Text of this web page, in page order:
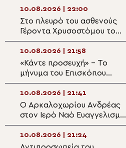
10.08.2026 | 22:00
Στο πλευρό του ασθενούς
Γέροντα Χρυσοστόμου το
Πατριαρχείο Ιεροσολύμων
10.08.2026 | 21:58
«Κάντε προσευχή» – Το
μήνυμα του Επισκόπου
Άσσου Τιμοθέου μετά τον
φονικό σεισμό στην
Κολομβία
10.08.2026 | 21:41
Ο Αρκαλοχωρίου Ανδρέας
στον Ιερό Ναό Ευαγγελισμού
της Θεοτόκου στα Κάτω
Καστελλιανά Μονοφατσίου
10.08.2026 | 21:24